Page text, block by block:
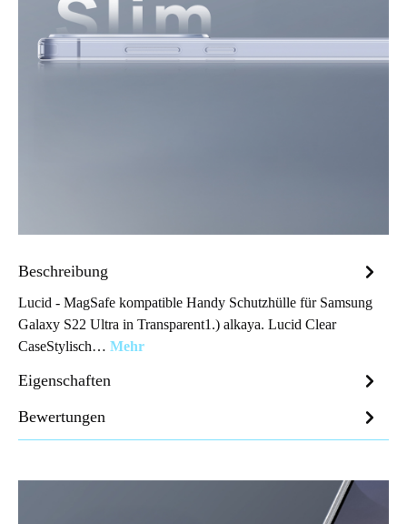
Beschreibung
Lucid - MagSafe kompatible Handy Schutzhülle für Samsung
Galaxy S22 Ultra in Transparent1.) alkaya. Lucid Clear
CaseStylisch… Mehr
Eigenschaften
Bewertungen